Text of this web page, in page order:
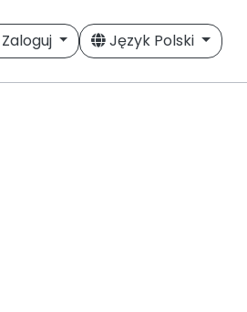
Zaloguj Język Polski